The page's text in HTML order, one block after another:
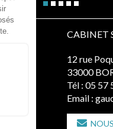
CABINET
12 rue
33000
Tél : 05 57
Email :